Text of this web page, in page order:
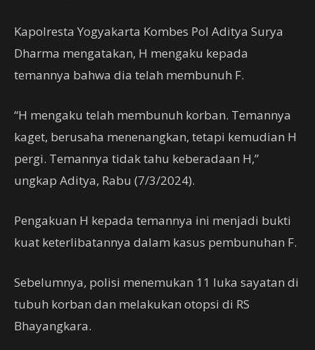
Kapolresta Yogyakarta Kombes Pol Aditya Surya
Dharma mengatakan, H mengaku kepada
temannya bahwa dia telah membunuh F.
“H mengaku telah membunuh korban. Temannya
kaget, berusaha menenangkan, tetapi kemudian H
pergi. Temannya tidak tahu keberadaan H,”
ungkap Aditya, Rabu (7/3/2024).
Pengakuan H kepada temannya ini menjadi bukti
kuat keterlibatannya dalam kasus pembunuhan F.
Sebelumnya, polisi menemukan 11 luka sayatan di
tubuh korban dan melakukan otopsi di RS
Bhayangkara.